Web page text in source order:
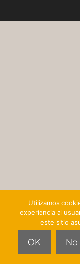
Utilizamos
experiencia al
este sitio
OK No